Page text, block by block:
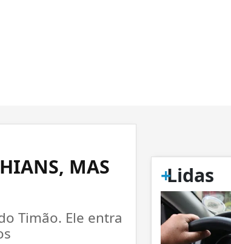
MAS
Timão. Ele entra
+
Lidas